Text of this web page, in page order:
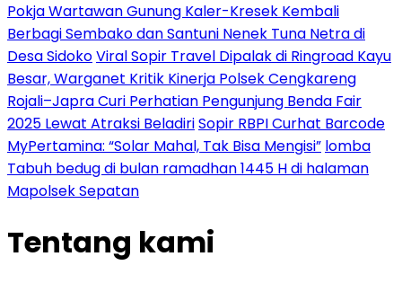
Pokja Wartawan Gunung Kaler-Kresek Kembali
Berbagi Sembako dan Santuni Nenek Tuna Netra di
Desa SidokoViral Sopir Travel Dipalak di Ringroad Kayu
Besar, Warganet Kritik Kinerja Polsek Cengkareng
Rojali–Japra Curi Perhatian Pengunjung Benda Fair
2025 Lewat Atraksi BeladiriSopir RBPI Curhat Barcode
MyPertamina: “Solar Mahal, Tak Bisa Mengisi” lomba
Tabuh bedug di bulan ramadhan 1445 H di halaman
Mapolsek Sepatan
Tentang kami